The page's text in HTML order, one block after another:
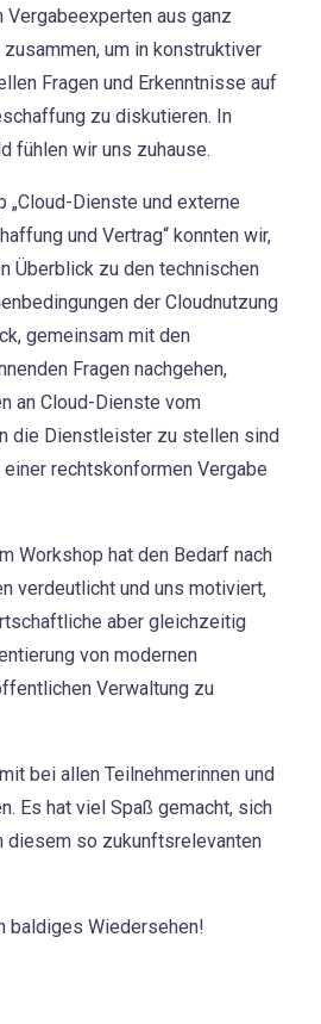
Vergabeexperten aus ganz
um in konstruktiver
Fragen und Erkenntnisse auf
zu diskutieren. In
fühlen wir uns zuhause.
„Cloud-Dienste und externe
und Vertrag“ konnten wir,
Überblick zu den technischen
der Cloudnutzung
gemeinsam mit den
Fragen nachgehen,
an Cloud-Dienste vom
die Dienstleister zu stellen sind
rechtskonformen Vergabe
Workshop hat den Bedarf nach
verdeutlicht und uns motiviert,
aber gleichzeitig
von modernen
Verwaltung zu
bei allen Teilnehmerinnen und
Es hat viel Spaß gemacht, sich
diesem so zukunftsrelevanten
baldiges Wiedersehen!